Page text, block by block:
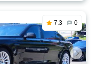
7.3 0